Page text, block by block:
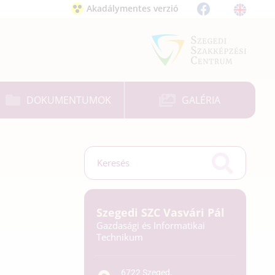
Akadálymentes verzió
DOKUMENTUMOK GALÉRIA
Szegedi SZC Vasvári Pál
Gazdasági és Informatikai
Technikum
6722 Szeged,